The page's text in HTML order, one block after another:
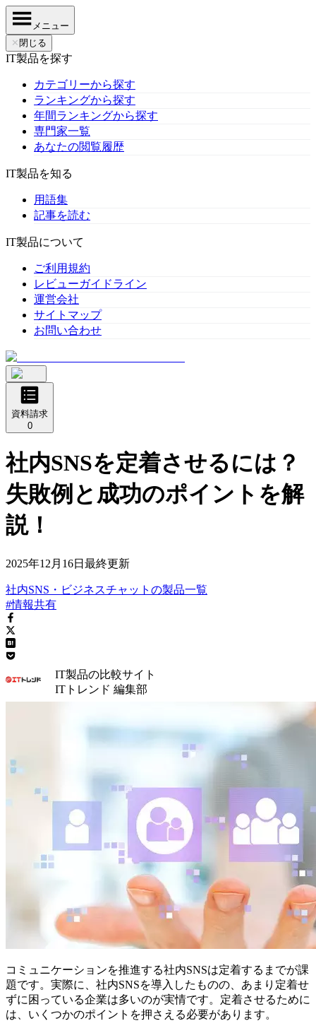
メニュー
✕ 閉じる
IT製品を探す
カテゴリーから探す
ランキングから探す
年間ランキングから探す
専門家一覧
あなたの閲覧履歴
IT製品を知る
用語集
記事を読む
IT製品について
ご利用規約
レビューガイドライン
運営会社
サイトマップ
お問い合わせ
資料請求
0
社内SNSを定着させるには？
失敗例と成功のポイントを解
説！
2025年12月16日 最終更新
社内SNS・ビジネスチャット の製品一覧
#情報共有
IT製品の比較サイト
ITトレンド 編集部
コミュニケーションを推進する社内SNSは定着するまでが課
題です。実際に、社内SNSを導入したものの、あまり定着せ
ずに困っている企業は多いのが実情です。定着させるために
は、いくつかのポイントを押さえる必要があります。